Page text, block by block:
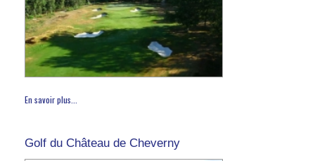
En savoir plus...
Golf du Château de Cheverny